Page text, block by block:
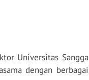
Universitas Sangga
dengan berbagai